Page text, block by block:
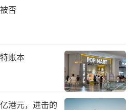
年4月，新希望运营场线出
14.7元/kg，去年同期数据
实现了月度盈利。
息息相关。2023年5月，新
群。事业群的组织管理模
否
账本
港元，进击的